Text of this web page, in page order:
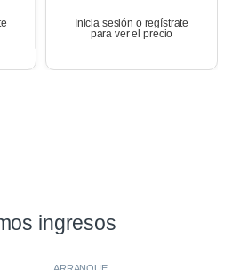
Inicia sesión o regístrate
para ver el precio
ingresos